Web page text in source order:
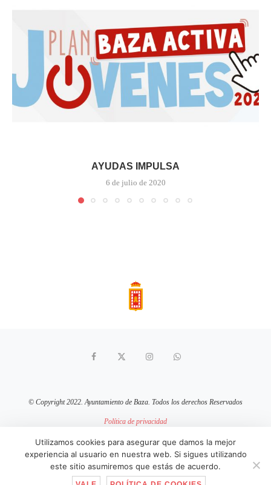
AYUDAS IMPULSA
6 de julio de 2020
© Copyright 2022. Ayuntamiento de Baza. Todos los derechos Reservados
Política de privacidad
Política de cookies
sitio web mantenido por pixelcero.com
Utilizamos cookies para asegurar que damos la mejor
experiencia al usuario en nuestra web. Si sigues utilizando
este sitio asumiremos que estás de acuerdo.